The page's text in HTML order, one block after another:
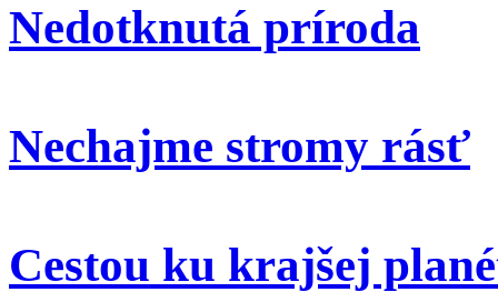
Nedotknutá príroda
Nechajme stromy rásť
Cestou ku krajšej